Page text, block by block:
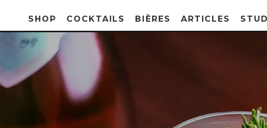
SHOP COCKTAILS BIÈRES ARTICLES